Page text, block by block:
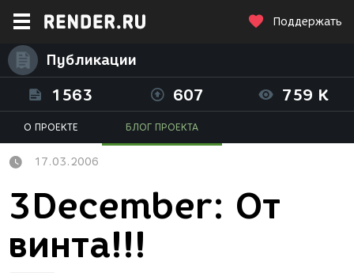
Поддержать
Публикации
1563 607 759 K
О ПРОЕКТЕ БЛОГ ПРОЕКТА
17.03.2006
3December: От
винта!!!